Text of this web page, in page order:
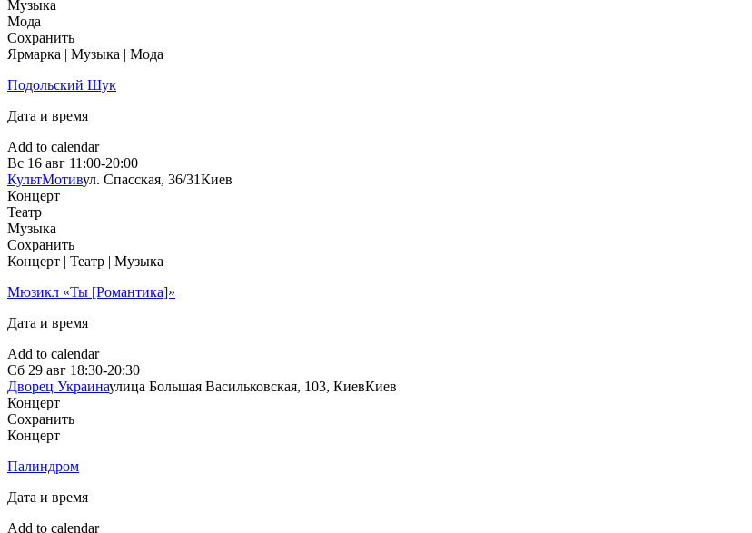
Музыка
Мода
Сохранить
Ярмарка | Музыка | Мода
Подольский Шук
Дата и время
Add to calendar
Вс 16 авг 11:00-20:00
КультМотивул. Спасская, 36/31Киев
Концерт
Театр
Музыка
Сохранить
Концерт | Театр | Музыка
Мюзикл «Ты [Романтика]»
Дата и время
Add to calendar
Сб 29 авг 18:30-20:30
Дворец Украинаулица Большая Васильковская, 103, КиевКиев
Концерт
Сохранить
Концерт
Палиндром
Дата и время
Add to calendar